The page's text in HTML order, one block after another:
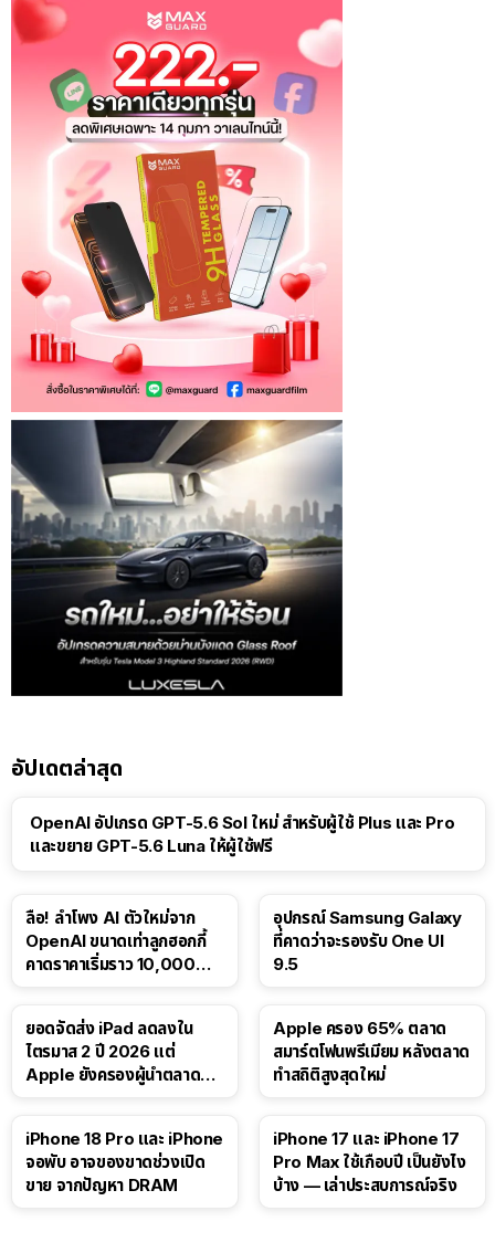
อัปเดตล่าสุด
OpenAI อัปเกรด GPT-5.6 Sol ใหม่ สำหรับผู้ใช้ Plus และ Pro
และขยาย GPT-5.6 Luna ให้ผู้ใช้ฟรี
ลือ! ลำโพง AI ตัวใหม่จาก
OpenAI ขนาดเท่าลูกฮอกกี้
คาดราคาเริ่มราว 10,000
อุปกรณ์ Samsung Galaxy
ที่คาดว่าจะรองรับ One UI
9.5
ยอดจัดส่ง iPad ลดลงใน
ไตรมาส 2 ปี 2026 แต่
Apple ยังครองผู้นำตลาด
Apple ครอง 65% ตลาด
สมาร์ตโฟนพรีเมียม หลังตลาด
ทำสถิติสูงสุดใหม่
iPhone 18 Pro และ iPhone
จอพับ อาจของขาดช่วงเปิด
ขาย จากปัญหา DRAM
iPhone 17 และ iPhone 17
Pro Max ใช้เกือบปี เป็นยังไง
บ้าง — เล่าประสบการณ์จริง